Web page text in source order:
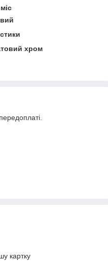
хром
картку